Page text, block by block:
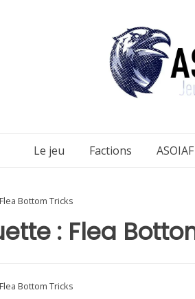
Le jeu Factions
: Flea
Flea Bottom Tricks
Flea Bottom Tricks